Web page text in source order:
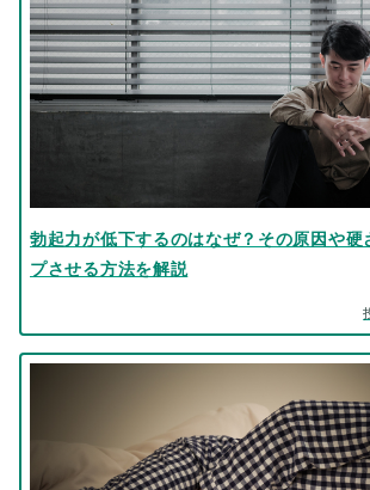
勃起力が低下するのはなぜ？その原因や硬
プさせる方法を解説